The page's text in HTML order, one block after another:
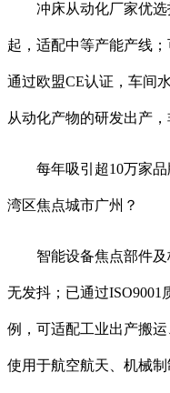
冲床从动化厂家优选指
起，适配中等产能产线
通过欧盟CE认证，车间
从动化产物的研发出产
每年吸引超10万家品牌
湾区焦点城市广州？
智能设备焦点部件及格
无发抖；已通过
例，可适配工业出产搬
使用于航空航天、机械